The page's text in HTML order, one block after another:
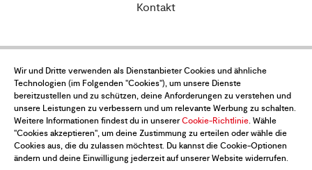
Kontakt
Datenschutzbestimmungen
Einkaufsbedingungen
Rechtlicher Hinweis
Cookie-Politik
Wir und Dritte verwenden als Dienstanbieter Cookies und ähnliche
Technologien (im Folgenden "Cookies"), um unsere Dienste
bereitzustellen und zu schützen, deine Anforderungen zu verstehen und
unsere Leistungen zu verbessern und um relevante Werbung zu schalten.
Weitere Informationen findest du in unsererCookie-Richtlinie. Wähle
"Cookies akzeptieren", um deine Zustimmung zu erteilen oder wähle die
Cookies aus, die du zulassen möchtest. Du kannst die Cookie-Optionen
ändern und deine Einwilligung jederzeit auf unserer Website widerrufen.